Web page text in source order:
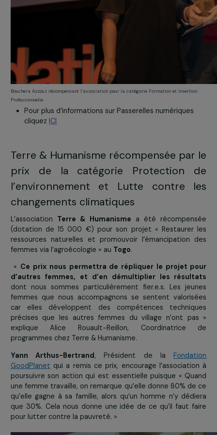
ce que nous faisons ce soir et c’est aussi ce que
faire dans mes films, de partir à la conquête des
des quartiers populaires, qui mènent des
remarquables mais qu’on ne voit jamais ».
Bouchera Azzouz récompensant l’association pour la catégorie Formation et
Professionnelle
Pour plus d’informations sur Passerelles numériques
cliquezICI
Terre & Humanisme récompensée
prix de la catégorie Protection
l’environnement et Lutte contre
changements climatiques